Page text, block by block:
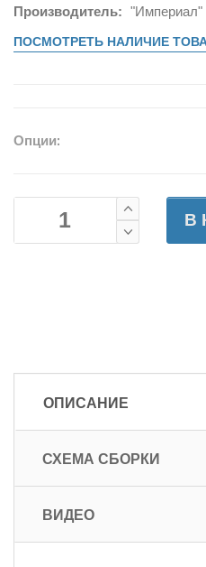
Производитель:
ПОСМОТРЕТЬ НАЛИЧИЕ
Опции:
ОПИСАНИЕ
СХЕМА СБОРКИ
ВИДЕО